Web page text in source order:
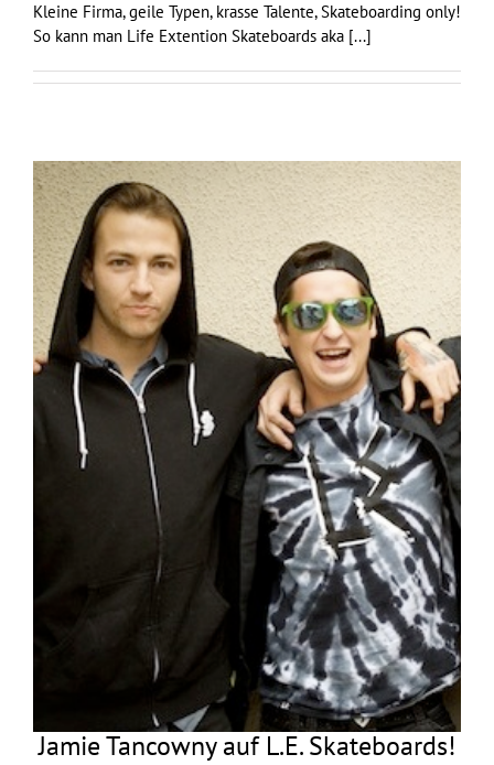
Kleine Firma, geile Typen, krasse Talente, Skateboarding only!
So kann man Life Extention Skateboards aka [...]
Jamie Tancowny auf L.E. Skateboards!